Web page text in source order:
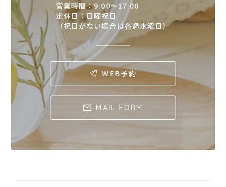
営業時間：9:00〜17:00
定休日：日曜祝日
（祝日がない場合は各週水曜日）
WEB予約
MAIL FORM